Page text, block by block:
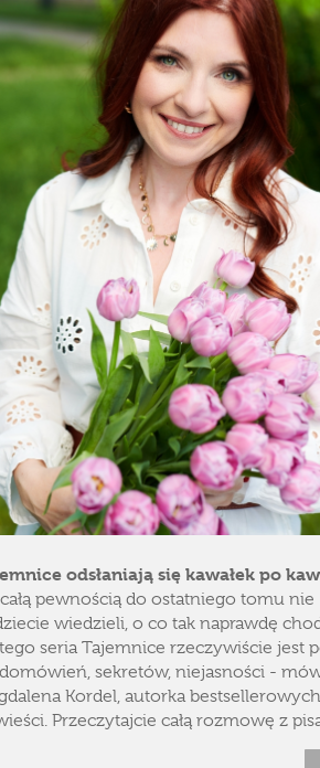
odsłaniają się kawałek po
pewnością do ostatniego tomu nie
wiedzieli, o co tak naprawdę
seria Tajemnice rzeczywiście jest
sekretów, niejasności -
Kordel, autorka bestsellerowych
Przeczytajcie całą rozmowę z